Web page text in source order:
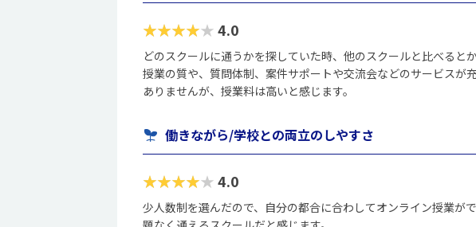
★★★★★4.0
どのスクールに通うかを探していた時、他のスクールと比べると
授業の質や、質問体制、案件サポートや交流会などのサービスが
ありませんが、授業料は高いと感じます。
働きながら/学校との両立のしやすさ
★★★★★4.0
少人数制を選んだので、自分の都合に合わしてオンライン授業が